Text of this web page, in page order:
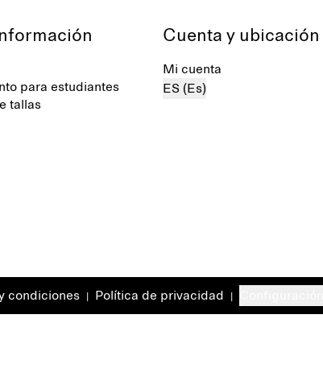
para estudiantes
tallas
Cuenta y ubicación
Mi cuenta
ES (Es)
condiciones Política de privacidad